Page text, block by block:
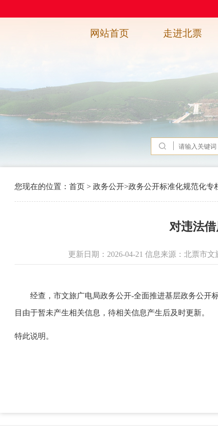
网站首页 走进北票
您现在的位置： 首页 > 政务公开>政务公开标准化规范化专
对违法
更新日期：2026-04-21 信息来源：北票市
经查，市文旅广电局政务公开-全面推进基层政务公开
目由于暂未产生相关信息，待相关信息产生后及时更新。
特此说明。